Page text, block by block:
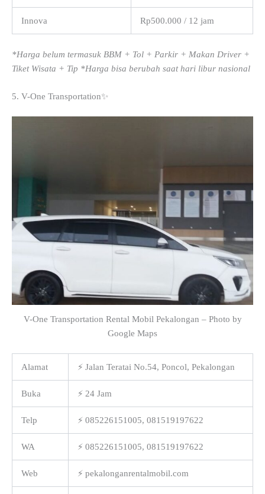
Innova Rp500.000 / 12 jam
*Harga belum termasuk BBM + Tol + Parkir + Makan Driver +
Tiket Wisata + Tip *Harga bisa berubah saat hari libur nasional
5. V-One Transportation✨
V-One Transportation Rental Mobil Pekalongan – Photo by
Google Maps
Alamat ⚡ Jalan Teratai No.54, Poncol, Pekalongan
Buka ⚡ 24 Jam
Telp ⚡ 085226151005, 081519197622
WA ⚡ 085226151005, 081519197622
Web ⚡ pekalonganrentalmobil.com